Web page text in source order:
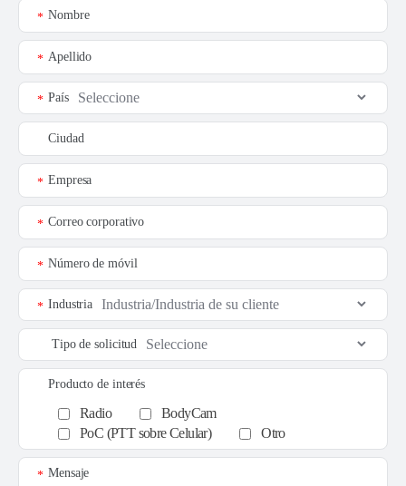
Nombre
*
Apellido
*
País
*
Ciudad
Empresa
*
Correo corporativo
*
Número de móvil
*
Industria
*
Tipo de solicitud
Producto de interés
Radio
BodyCam
PoC (PTT sobre Celular)
Otro
Mensaje
*